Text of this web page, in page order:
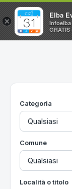
Home
Utilità
Categoria
Comune
Località o titolo
×
Elba